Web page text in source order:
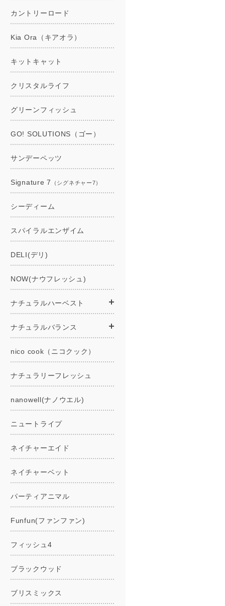
カントリーロード
Kia Ora（キアオラ）
キットキャット
クリスタルライフ
グリーンフィッシュ
GO! SOLUTIONS（ゴー）
サンデーペッツ
Signature 7 （シグネチャー7）
シーディーム
スパイラルエンザイム
DELI(デリ)
NOW(ナウフレッシュ)
ナチュラルハーベスト
ナチュラルバランス
nico cook（ニコクック）
ナチュラリーフレッシュ
nanowell(ナノウエル)
ニュートライプ
ネイチャーエイド
ネイチャーベット
パーティアニマル
Funfun(ファンファン)
フィッシュ4
ブラックウッド
ブリスミックス